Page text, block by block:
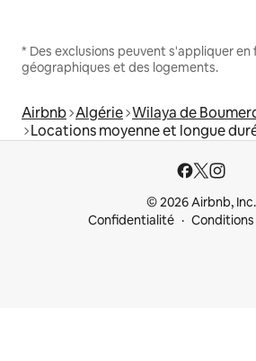
* Des exclusions peuvent s'appliquer en
géographiques et des logements.
Airbnb Algérie Wilaya de
Locations moyenne et longue
© 2026 Airbnb, Inc.
Confidentialité